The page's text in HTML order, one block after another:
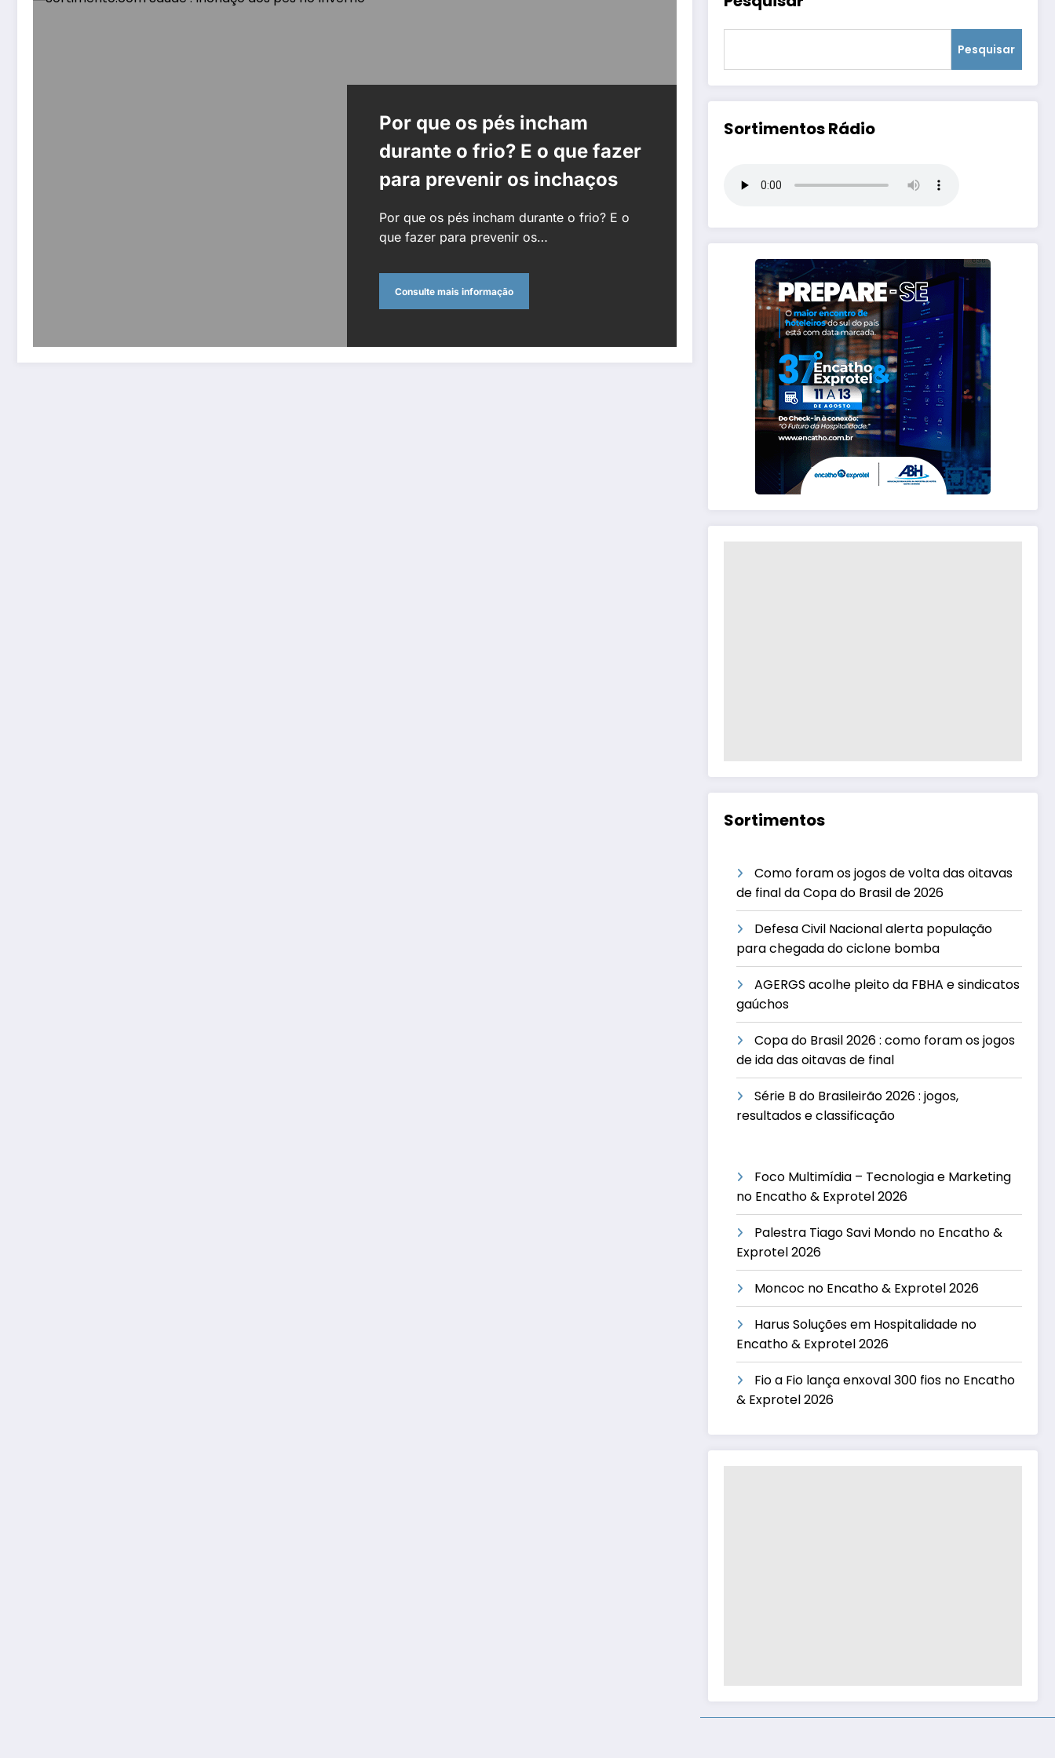
Por que os pés incham
durante o frio? E o que fazer
para prevenir os inchaços
Por que os pés incham durante o frio? E o
que fazer para prevenir os…
Consulte mais informação
Pesquisar
Sortimentos Rádio
Sortimentos
Como foram os jogos de volta das oitavas
de final da Copa do Brasil de 2026
Defesa Civil Nacional alerta população
para chegada do ciclone bomba
AGERGS acolhe pleito da FBHA e sindicatos
gaúchos
Copa do Brasil 2026 : como foram os jogos
de ida das oitavas de final
Série B do Brasileirão 2026 : jogos,
resultados e classificação
Foco Multimídia – Tecnologia e Marketing
no Encatho & Exprotel 2026
Palestra Tiago Savi Mondo no Encatho &
Exprotel 2026
Moncoc no Encatho & Exprotel 2026
Harus Soluções em Hospitalidade no
Encatho & Exprotel 2026
Fio a Fio lança enxoval 300 fios no Encatho
& Exprotel 2026